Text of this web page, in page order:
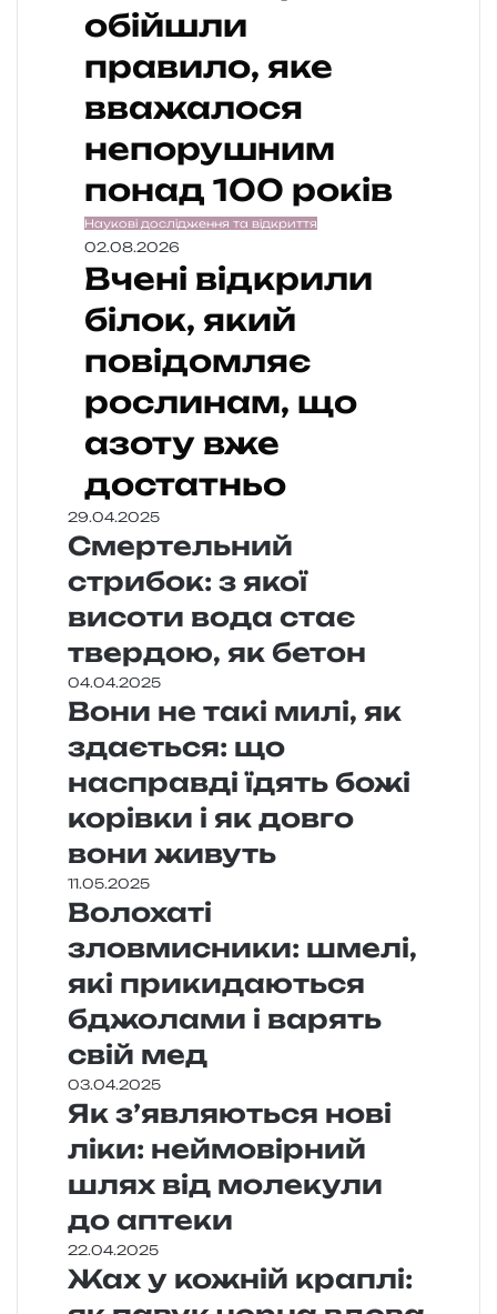
обійшли
правило, яке
вважалося
непорушним
понад 100 років
Наукові дослідження та відкриття
02.08.2026
Вчені відкрили
білок, який
повідомляє
рослинам, що
азоту вже
достатньо
29.04.2025
Смертельний
стрибок: з якої
висоти вода стає
твердою, як бетон
04.04.2025
Вони не такі милі, як
здається: що
насправді їдять божі
корівки і як довго
вони живуть
11.05.2025
Волохаті
зловмисники: шмелі,
які прикидаються
бджолами і варять
свій мед
03.04.2025
Як з’являються нові
ліки: неймовірний
шлях від молекули
до аптеки
22.04.2025
Жах у кожній краплі: